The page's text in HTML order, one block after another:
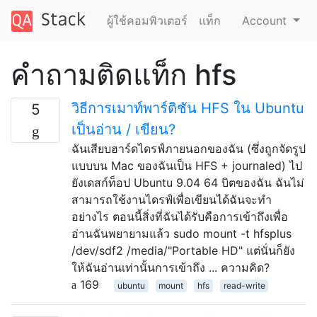
ผู้ใช้คอมพิวเตอร์ แท็ก Account
คำถามติดแท็ก hfs
5
วิธีการเมาท์พาร์ติชัน HFS ใน Ubuntu
เป็นอ่าน / เขียน?
ฉันเสียบฮาร์ดไดรฟ์ภายนอกของฉัน (ซึ่งถูกจัดรูป
แบบบน Mac ของฉันเป็น HFS + journaled) ไป
ยังเดสก์ท็อป Ubuntu 9.04 64 บิตของฉัน ฉันไม่
สามารถใช้งานไดรฟ์เพื่อเขียนได้ฉันจะทำ
อย่างไร ตอนนี้สิ่งที่ฉันได้รับคือการเข้าถึงเพื่อ
อ่านฉันพยายามแล้ว sudo mount -t hfsplus
/dev/sdf2 /media/"Portable HD" แต่นั่นก็ยัง
ให้ฉันอ่านเท่านั้นการเข้าถึง ... ความคิด?
169
ubuntu mount hfs read-write